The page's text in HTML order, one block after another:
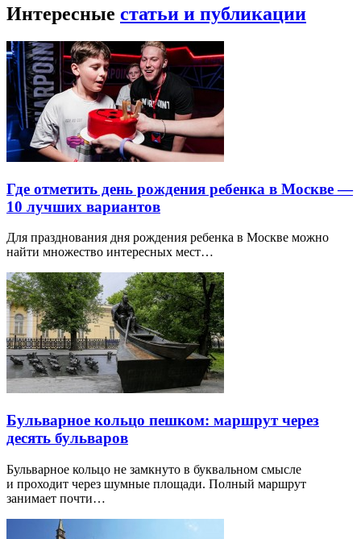
Интересные статьи и публикации
Где отметить день рождения ребенка в Москве —
10 лучших вариантов
Для празднования дня рождения ребенка в Москве можно
найти множество интересных мест…
Бульварное кольцо пешком: маршрут через
десять бульваров
Бульварное кольцо не замкнуто в буквальном смысле
и проходит через шумные площади. Полный маршрут
занимает почти…